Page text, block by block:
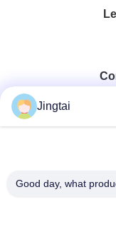
0086-755-
E-Mail
Jingtai
Good day, what